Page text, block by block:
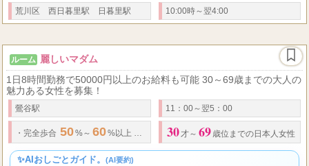
荒川区 西日暮里駅 日暮里駅 10:00時～翌4:00
ルーム 麗しいマダム
1日8時間勤務で50000円以上のお給料も可能 30～69歳までの大人の
魅力ある女性を募集！
鶯谷駅 11：00～翌5：00
・ 完全歩合 50%～ 60%以上 人妻コース 90分8000～11000 以上
30才～ 69 歳位までの日本人女性
✨AIおしごとガイド。 (AI要約)